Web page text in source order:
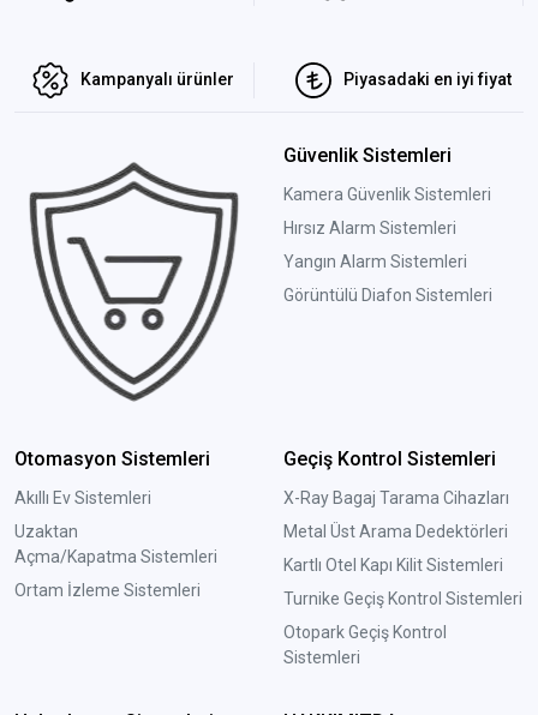
Kampanyalı ürünler Piyasadaki en iyi fiyat
Güvenlik Sistemleri
Kamera Güvenlik Sistemleri
Hırsız Alarm Sistemleri
Yangın Alarm Sistemleri
Görüntülü Diafon Sistemleri
Otomasyon Sistemleri
Akıllı Ev Sistemleri
Uzaktan
Açma/Kapatma Sistemleri
Ortam İzleme Sistemleri
Geçiş Kontrol Sistemleri
X-Ray Bagaj Tarama Cihazları
Metal Üst Arama Dedektörleri
Kartlı Otel Kapı Kilit Sistemleri
Turnike Geçiş Kontrol Sistemleri
Otopark Geçiş Kontrol
Sistemleri